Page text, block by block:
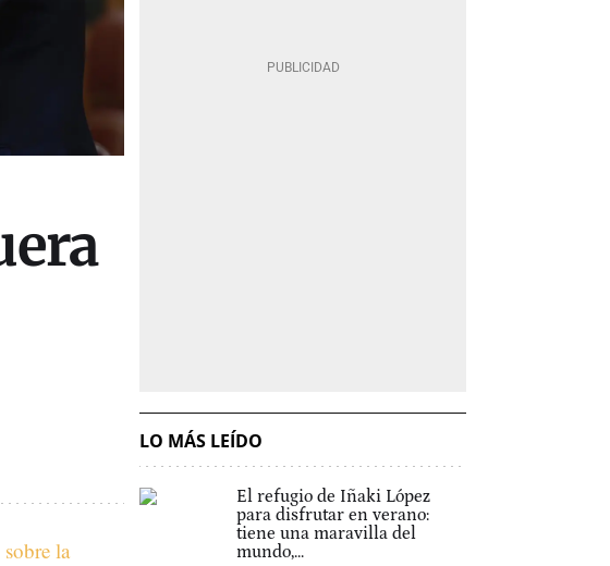
sobre la
LO MÁS LEÍDO
El refugio de Iñaki López
para disfrutar en verano:
tiene una maravilla del
mundo,...